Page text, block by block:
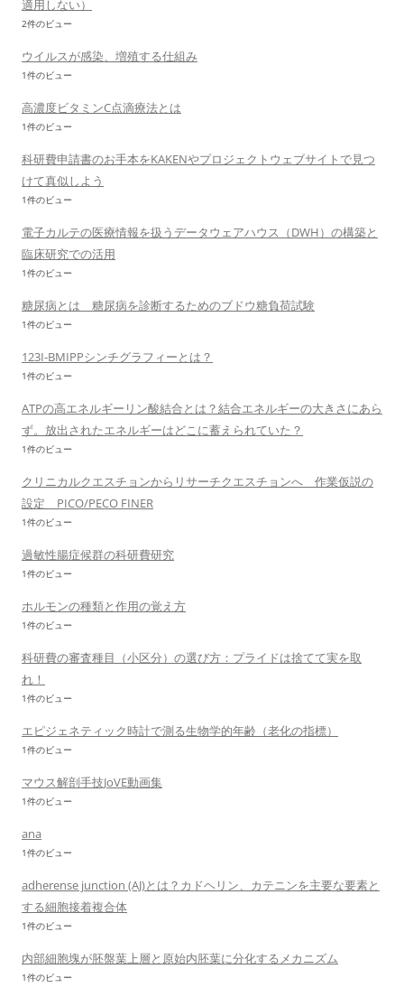
適用しない）
2件のビュー
ウイルスが感染、増殖する仕組み
1件のビュー
高濃度ビタミンC点滴療法とは
1件のビュー
科研費申請書のお手本をKAKENやプロジェクトウェブサイトで見つ
けて真似しよう
1件のビュー
電子カルテの医療情報を扱うデータウェアハウス（DWH）の構築と
臨床研究での活用
1件のビュー
糖尿病とは 糖尿病を診断するためのブドウ糖負荷試験
1件のビュー
123I-BMIPPシンチグラフィーとは？
1件のビュー
ATPの高エネルギーリン酸結合とは？結合エネルギーの大きさにあら
ず。放出されたエネルギーはどこに蓄えられていた？
1件のビュー
クリニカルクエスチョンからリサーチクエスチョンへ 作業仮説の
設定 PICO/PECO FINER
1件のビュー
過敏性腸症候群の科研費研究
1件のビュー
ホルモンの種類と作用の覚え方
1件のビュー
科研費の審査種目（小区分）の選び方：プライドは捨てて実を取
れ！
1件のビュー
エピジェネティック時計で測る生物学的年齢（老化の指標）
1件のビュー
マウス解剖手技JoVE動画集
1件のビュー
ana
1件のビュー
adherense junction (AJ)とは？カドヘリン、カテニンを主要な要素と
する細胞接着複合体
1件のビュー
内部細胞塊が胚盤葉上層と原始内胚葉に分化するメカニズム
1件のビュー